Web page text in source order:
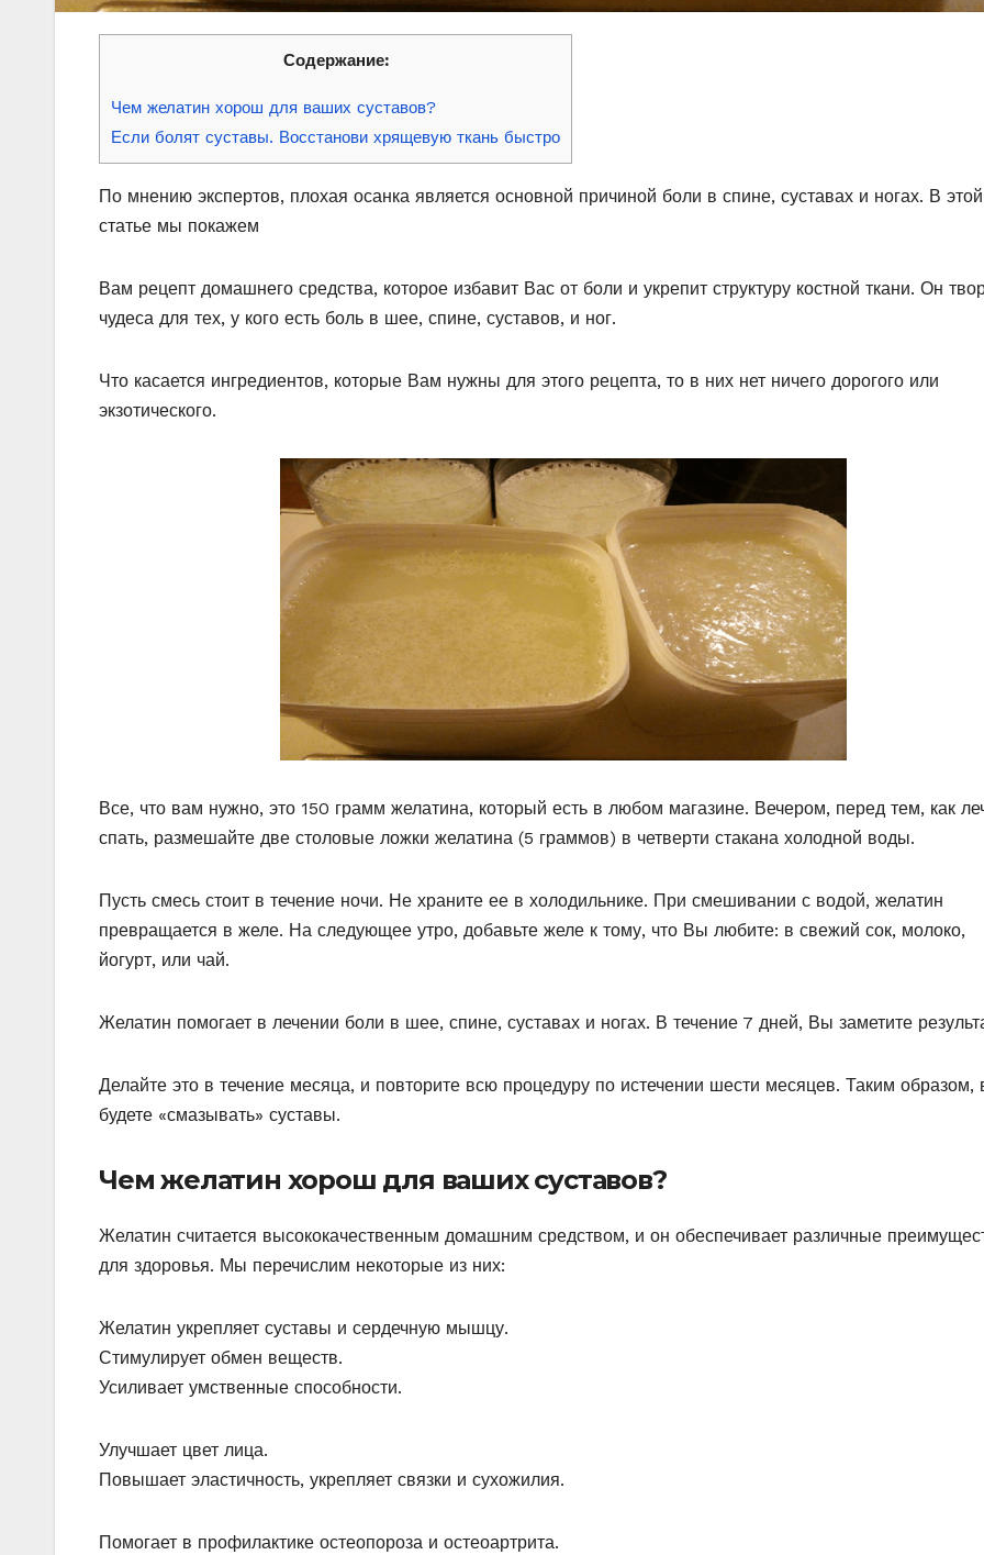
Содержание:
Чем желатин хорош для ваших суставов?
Если болят суставы. Восстанови хрящевую ткань быстро
По мнению экспертов, плохая осанка является основной причиной боли в спине, суставах и ногах. В этой
статье мы покажем
Вам рецепт домашнего средства, которое избавит Вас от боли и укрепит структуру костной ткани. Он
чудеса для тех, у кого есть боль в шее, спине, суставов, и ног.
Что касается ингредиентов, которые Вам нужны для этого рецепта, то в них нет ничего дорогого или
экзотического.
Все, что вам нужно, это 150 грамм желатина, который есть в любом магазине. Вечером, перед тем, как
спать, размешайте две столовые ложки желатина (5 граммов) в четверти стакана холодной воды.
Пусть смесь стоит в течение ночи. Не храните ее в холодильнике. При смешивании с водой, желатин
превращается в желе. На следующее утро, добавьте желе к тому, что Вы любите: в свежий сок, молоко,
йогурт, или чай.
Желатин помогает в лечении боли в шее, спине, суставах и ногах. В течение 7 дней, Вы заметите
Делайте это в течение месяца, и повторите всю процедуру по истечении шести месяцев. Таким образом,
будете «смазывать» суставы.
Чем желатин хорош для ваших суставов?
Желатин считается высококачественным домашним средством, и он обеспечивает различные
для здоровья. Мы перечислим некоторые из них:
Желатин укрепляет суставы и сердечную мышцу.
Стимулирует обмен веществ.
Усиливает умственные способности.
Улучшает цвет лица.
Повышает эластичность, укрепляет связки и сухожилия.
Помогает в профилактике остеопороза и остеоартрита.